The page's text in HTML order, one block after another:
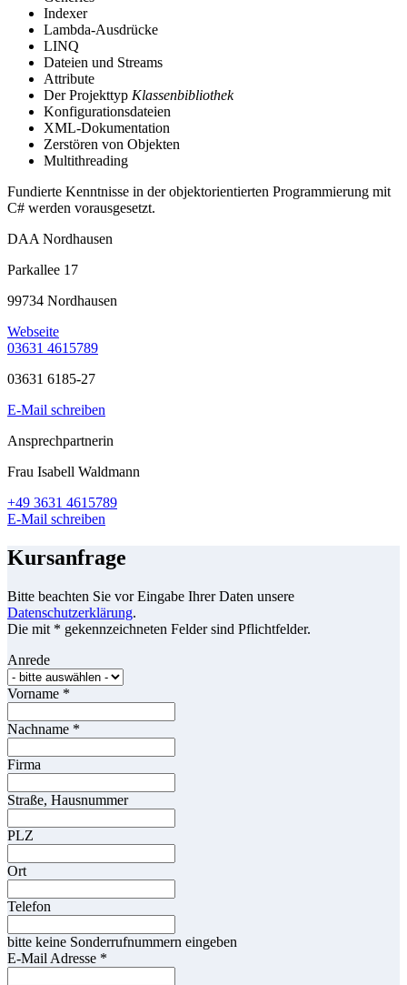
Indexer
Lambda-Ausdrücke
LINQ
Dateien und Streams
Attribute
Der Projekttyp Klassenbibliothek
Konfigurationsdateien
XML-Dokumentation
Zerstören von Objekten
Multithreading
Fundierte Kenntnisse in der objektorientierten Programmierung mit
C# werden vorausgesetzt.
DAA Nordhausen
Parkallee 17
99734 Nordhausen
Webseite
03631 4615789
03631 6185-27
E-Mail schreiben
Ansprechpartnerin
Frau Isabell Waldmann
+49 3631 4615789
E-Mail schreiben
Kursanfrage
Bitte beachten Sie vor Eingabe Ihrer Daten unsere
Datenschutzerklärung.
Die mit * gekennzeichneten Felder sind Pflichtfelder.
Anrede
Vorname *
Nachname *
Firma
Straße, Hausnummer
PLZ
Ort
Telefon
bitte keine Sonderrufnummern eingeben
E-Mail Adresse *